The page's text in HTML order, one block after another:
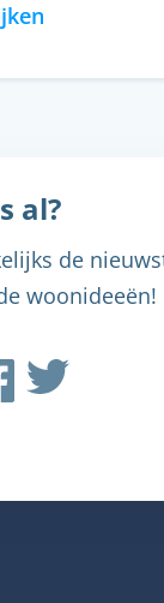
al?
de
woonideeën!